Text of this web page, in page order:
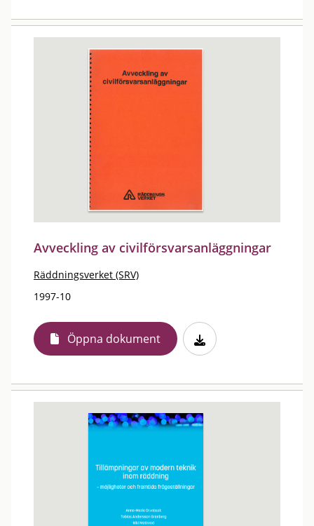
Avveckling av civilförsvarsanläggningar
Räddningsverket (SRV)
1997-10
Öppna dokument